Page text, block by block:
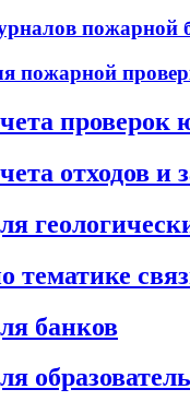
пожарной
пожарной
проверок
отходов и
тематике
банков